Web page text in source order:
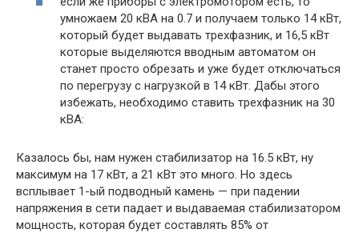
умножаем 20 кВА на 0.7 и получаем только 14 кВт,
который будет выдавать трехфазник, и 16,5 кВт
которые выделяются вводным автоматом он
станет просто обрезать и уже будет отключаться
по перегрузу с нагрузкой в 14 кВт. Дабы этого
избежать, необходимо ставить трехфазник на 30
кВА:
Казалось бы, нам нужен стабилизатор на 16.5 кВт, ну
максимум на 17 кВт, а 21 кВт это много. Но здесь
всплывает 1-ый подводный камень — при падении
напряжения в сети падает и выдаваемая стабилизатором
мощность, которая будет составлять 85% от